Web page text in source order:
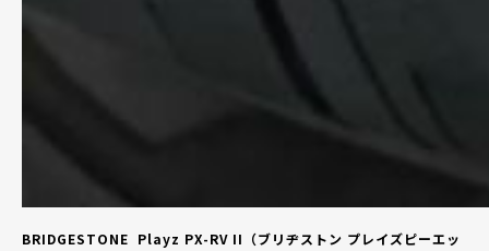
BRIDGESTONE Playz PX-RV II （ブリヂストン プレイズピーエッ